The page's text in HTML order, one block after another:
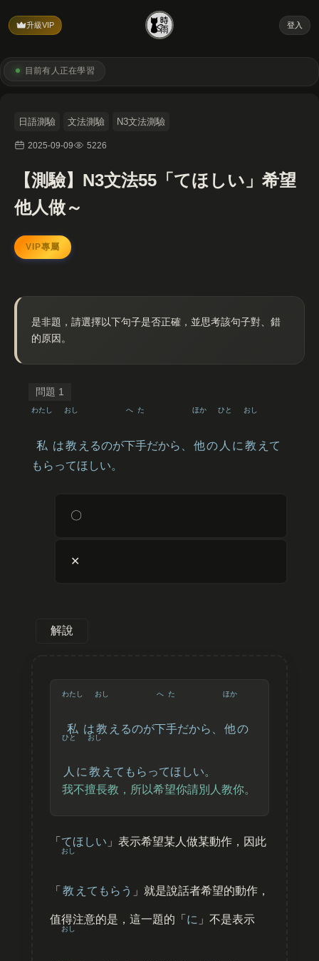
升級VIP 登入
目前有 人正在學習
日語測驗 文法測驗 N3文法測驗
2025-09-09 5226
【測驗】N3文法55「てほしい」希望
他人做～
是非題，請選擇以下句子是否正確，並思考該句子對、錯
的原因。
私
わたし
は教
おし
えるのが下手
へた
だから、 他
ほか
の 人
ひと
に 教
おし
えて
もらってほしい。
〇
✕
私
わたし
は教
おし
えるのが下手
へた
だから、 他
ほか
の
人
ひと
に 教
おし
えてもらってほしい。
我不擅長教，所以希望你請別人教你。
「 てほしい 」表示希望某人做某動作，因此
「 教
おし
えてもらう 」就是說話者希望的動作，
值得注意的是，這一題的「 に 」不是表示
おし